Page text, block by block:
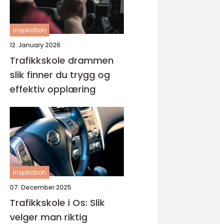
inspiration
12. January 2026
Trafikkskole drammen
slik finner du trygg og
effektiv opplæring
inspiration
07. December 2025
Trafikkskole i Os: Slik
velger man riktig